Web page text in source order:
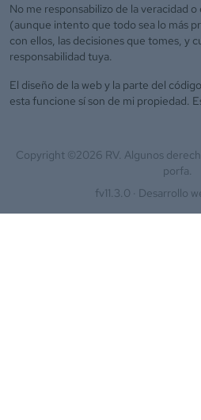
No me responsabilizo de la veracidad
(aunque intento que todo sea lo más
con ellos, las decisiones que tomes, y
responsabilidad tuya.
El diseño de la web y la parte del
esta funcione sí son de mi propiedad.
Copyright ©2026 RV. Algunos
porfa.
fv11.3.0 · Desarrollo